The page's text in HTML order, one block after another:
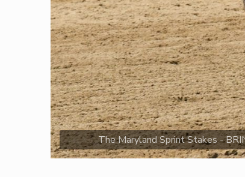
The Maryland Sprint Stakes -